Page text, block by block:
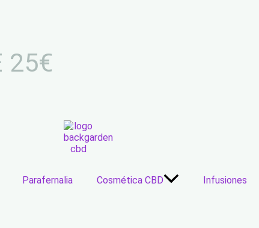
25€
Parafernalia Cosmética CBD Infusiones